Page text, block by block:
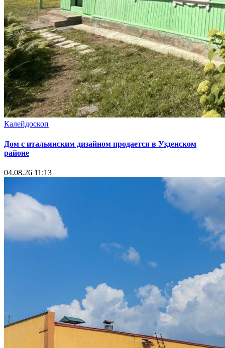
Калейдоскоп
Дом с итальянским дизайном продается в Узденском
районе
04.08.26 11:13